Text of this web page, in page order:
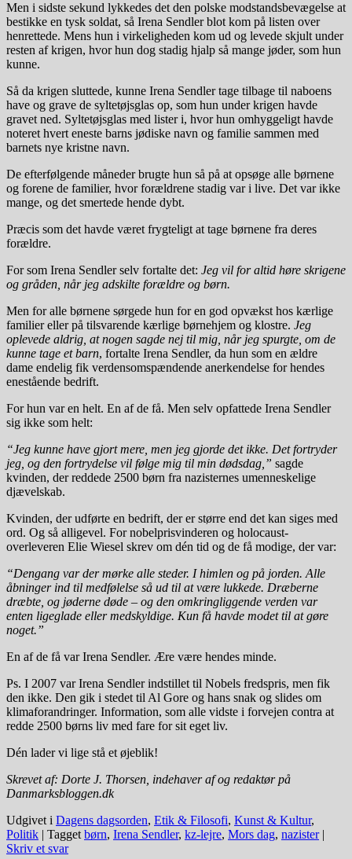
Men i sidste sekund lykkedes det den polske modstandsbevægelse at
bestikke en tysk soldat, så Irena Sendler blot kom på listen over
henrettede. Mens hun i virkeligheden kom ud og levede skjult under
resten af krigen, hvor hun dog stadig hjalp så mange jøder, som hun
kunne.
Så da krigen sluttede, kunne Irena Sendler tage tilbage til naboens
have og grave de syltetøjsglas op, som hun under krigen havde
gravet ned. Syltetøjsglas med lister i, hvor hun omhyggeligt havde
noteret hvert eneste barns jødiske navn og familie sammen med
barnets nye kristne navn.
De efterfølgende måneder brugte hun så på at opsøge alle børnene
og forene de familier, hvor forældrene stadig var i live. Det var ikke
mange, og det smertede hende dybt.
Præcis som det havde været frygteligt at tage børnene fra deres
forældre.
For som Irena Sendler selv fortalte det: Jeg vil for altid høre skrigene
og gråden, når jeg adskilte forældre og børn.
Men for alle børnene sørgede hun for en god opvækst hos kærlige
familier eller på tilsvarende kærlige børnehjem og klostre. Jeg
oplevede aldrig, at nogen sagde nej til mig, når jeg spurgte, om de
kunne tage et barn, fortalte Irena Sendler, da hun som en ældre
dame endelig fik verdensomspændende anerkendelse for hendes
enestående bedrift.
For hun var en helt. En af de få. Men selv opfattede Irena Sendler
sig ikke som helt:
“Jeg kunne have gjort mere, men jeg gjorde det ikke. Det fortryder
jeg, og den fortrydelse vil følge mig til min dødsdag,” sagde
kvinden, der reddede 2500 børn fra nazisternes umenneskelige
djævelskab.
Kvinden, der udførte en bedrift, der er større end det kan siges med
ord. Og så alligevel. For nobelprisvinderen og holocaust-
overleveren Elie Wiesel skrev om dén tid og de få modige, der var:
“Dengang var der mørke alle steder. I himlen og på jorden. Alle
åbninger ind til medfølelse så ud til at være lukkede. Dræberne
dræbte, og jøderne døde – og den omkringliggende verden var
enten ligeglade eller medskyldige. Kun få havde modet til at gøre
noget.”
En af de få var Irena Sendler. Ære være hendes minde.
Ps. I 2007 var Irena Sendler indstillet til Nobels fredspris, men fik
den ikke. Den gik i stedet til Al Gore og hans snak og slides om
klimaforandringer. Information, som alle vidste i forvejen contra at
redde 2500 børns liv med fare for sit eget liv.
Dén lader vi lige stå et øjeblik!
Skrevet af: Dorte J. Thorsen, indehaver af og redaktør på
Danmarksbloggen.dk
Udgivet i Dagens dagsorden, Etik & Filosofi, Kunst & Kultur,
Politik | Tagget børn, Irena Sendler, kz-lejre, Mors dag, nazister |
Skriv et svar